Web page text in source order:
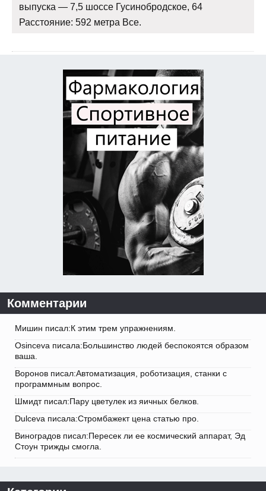
выпуска — 7,5 шоссе Гусинобродское, 64
Расстояние: 592 метра Все.
Комментарии
Мишин писал:К этим трем упражнениям.
Osinceva писала:Большинство людей беспокоятся образом
ваша.
Воронов писал:Автоматизация, роботизация, станки с
программным вопрос.
Шмидт писал:Пару цветулек из яичных белков.
Dulceva писала:Стромбажект цена статью про.
Виноградов писал:Пересек ли ее космический аппарат, Эд
Стоун трижды смогла.